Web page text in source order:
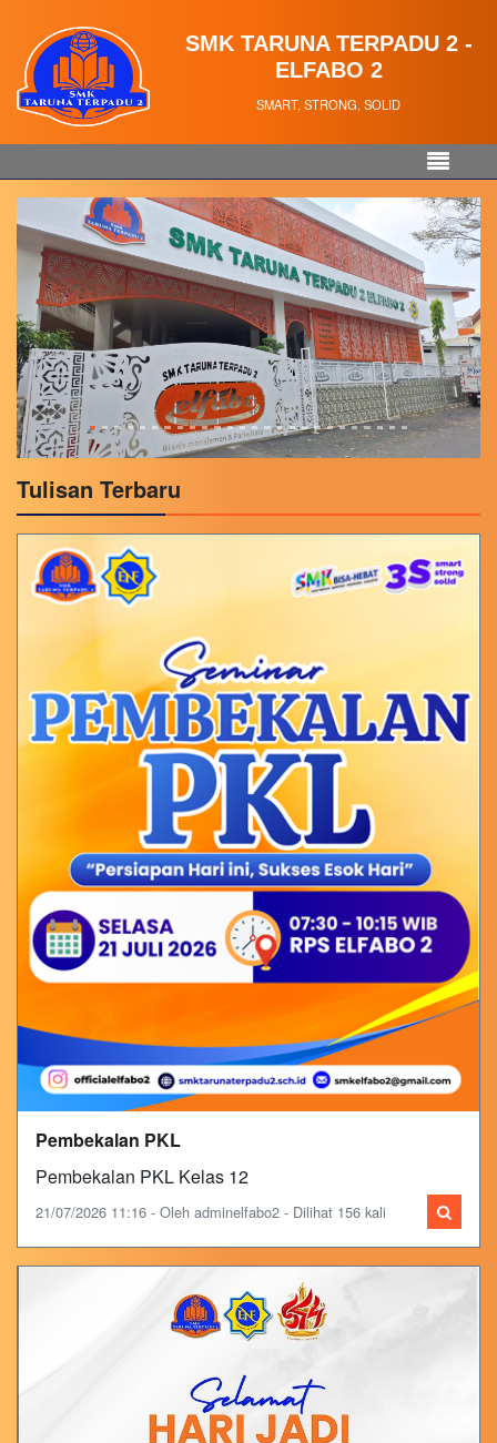
SMK TARUNA TERPADU 2 -
ELFABO 2
SMART, STRONG, SOLID
Tulisan Terbaru
Pembekalan PKL
Pembekalan PKL Kelas 12
21/07/2026 11:16 - Oleh adminelfabo2 - Dilihat 156 kali